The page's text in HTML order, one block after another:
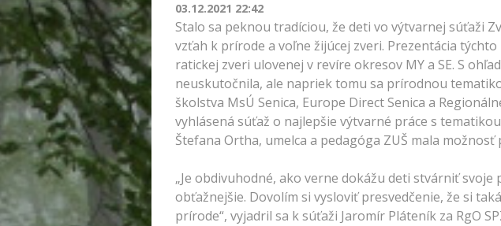
03.12.2021 22:42
Stalo sa peknou tradíciou, že deti vo výtvarnej súťaži
vzťah k prírode a voľne žijúcej zveri. Prezentácia
ratickej zveri ulovenej v revíre okresov MY a SE. S
neuskutočnila, ale napriek tomu sa prírodnou
školstva MsÚ Senica, Europe Direct Senica a
vyhlásená súťaž o najlepšie výtvarné práce s
Štefana Ortha, umelca a pedagóga ZUŠ mala možnosť
„Je obdivuhodné, ako verne dokážu deti stvárniť
obťažnejšie. Dovolím si vysloviť presvedčenie, že si
prírode“, vyjadril sa k súťaži Jaromír Pláteník za RgO